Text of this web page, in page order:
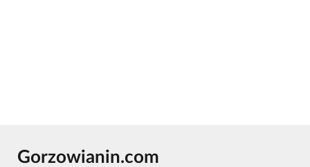
Gorzowianin.com